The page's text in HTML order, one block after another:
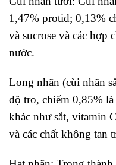
1,47% protid; 0,13%
và sucrose và các hợp
nước.
Long nhãn (cùi nhãn
độ tro, chiếm 0,85%
khác như sắt, vitamin
và các chất không tan